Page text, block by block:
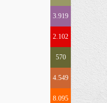
3.919
2.102
570
4.549
8.095